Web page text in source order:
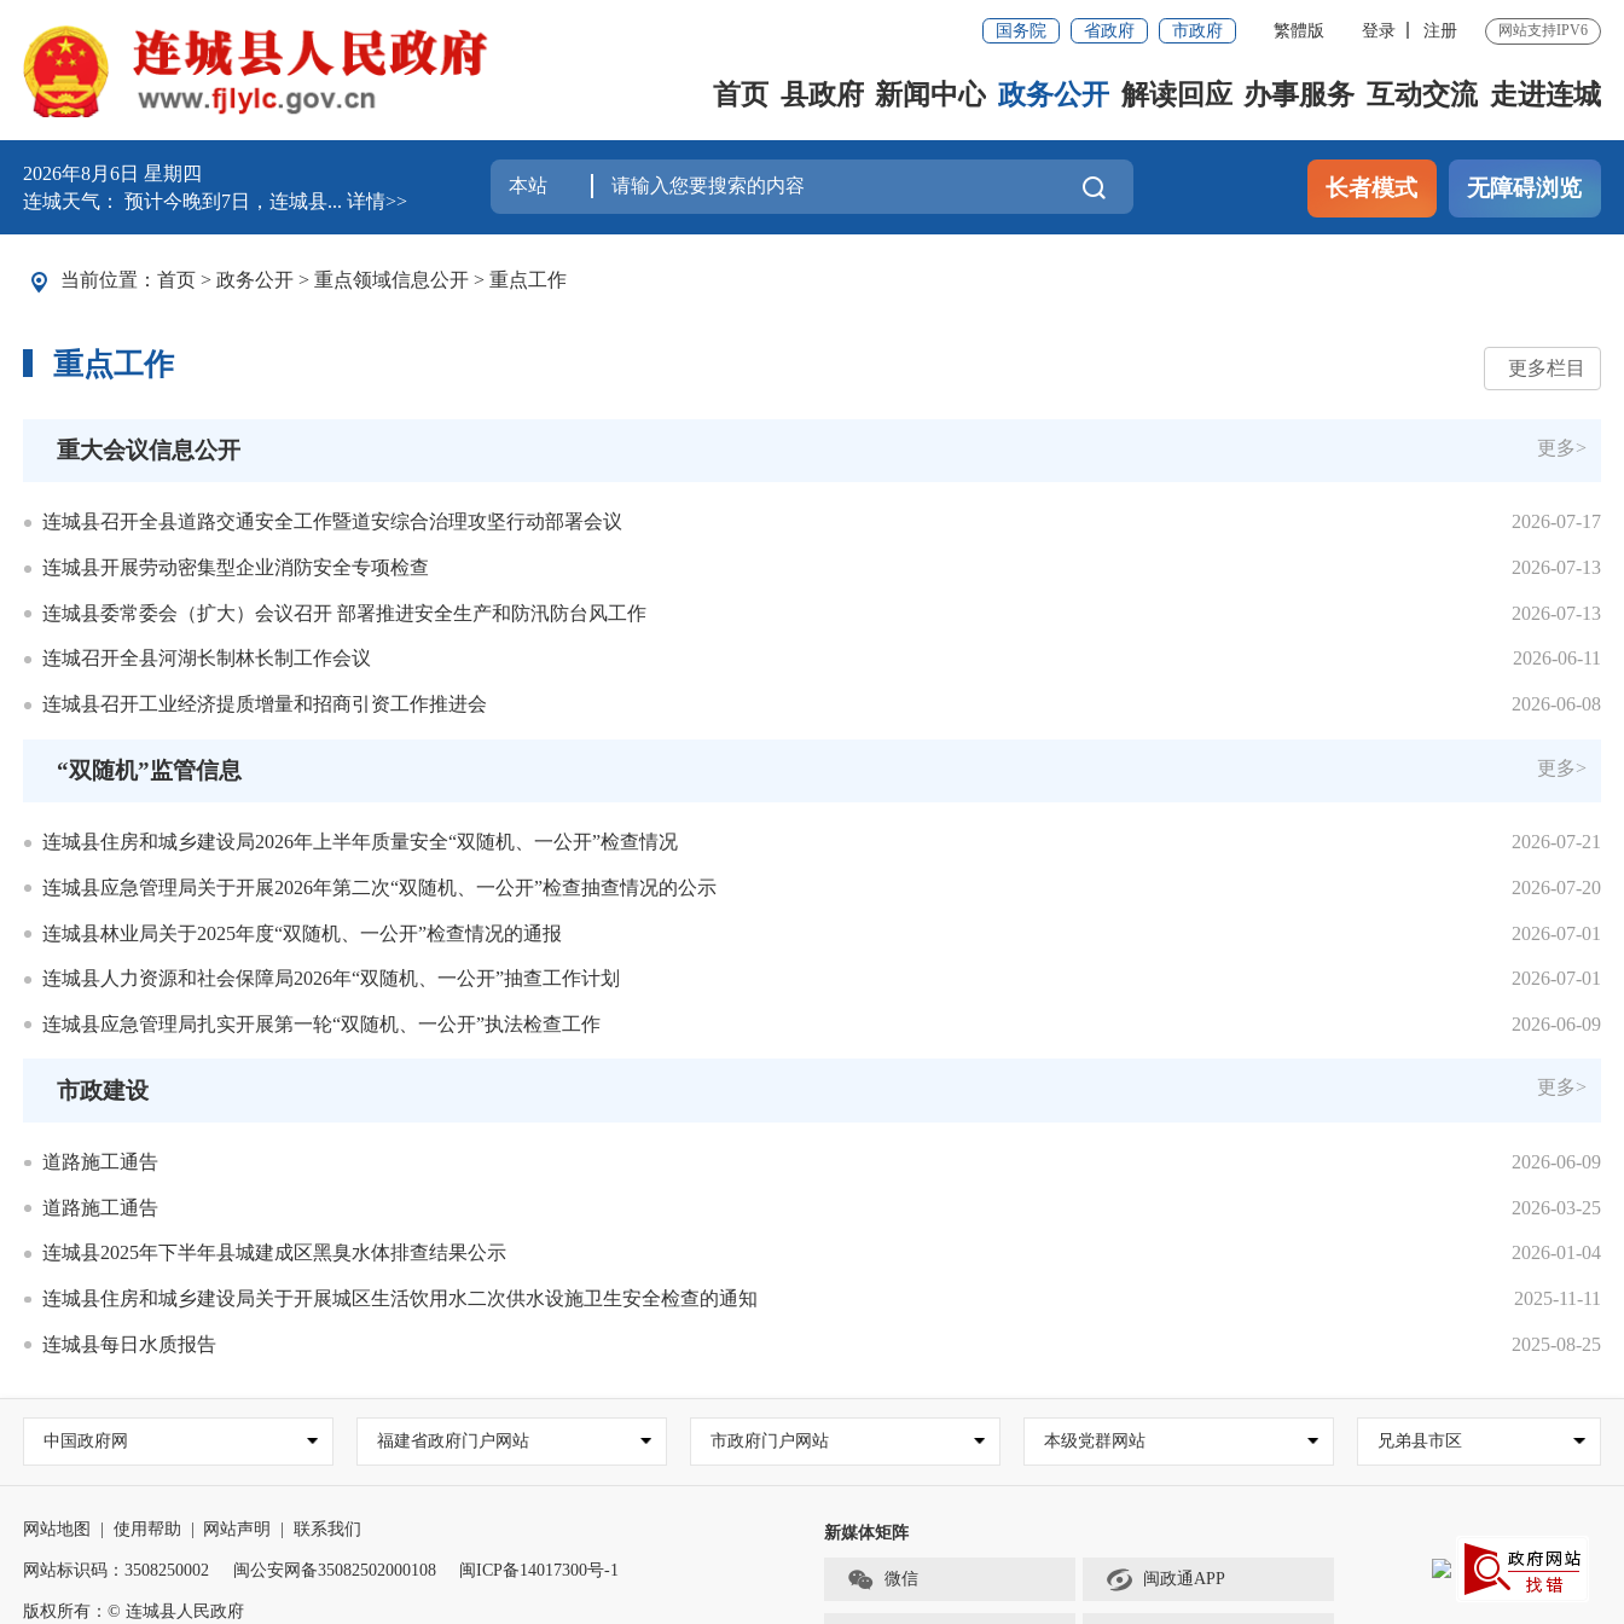
国务院 省政府 市政府 繁體版 登录 注册 网站支持IPV6
首页 县政府 新闻中心 政务公开 解读回应 办事服务 互动交流 走进连城
2026年8月6日 星期四
连城天气： 预计今晚到7日，连城县...详情>>
长者模式 无障碍浏览
当前位置： 首页 > 政务公开 > 重点领域信息公开 > 重点工作
重点工作 更多栏目
重大会议信息公开 更多>
连城县召开全县道路交通安全工作暨道安综合治理攻坚行动部署会议 2026-07-17
连城县开展劳动密集型企业消防安全专项检查 2026-07-13
连城县委常委会（扩大）会议召开 部署推进安全生产和防汛防台风工作 2026-07-13
连城召开全县河湖长制林长制工作会议 2026-06-11
连城县召开工业经济提质增量和招商引资工作推进会 2026-06-08
“双随机”监管信息 更多>
连城县住房和城乡建设局2026年上半年质量安全“双随机、一公开”检查情况 2026-07-21
连城县应急管理局关于开展2026年第二次“双随机、一公开”检查抽查情况的公示 2026-07-20
连城县林业局关于2025年度“双随机、一公开”检查情况的通报 2026-07-01
连城县人力资源和社会保障局2026年“双随机、一公开”抽查工作计划 2026-07-01
连城县应急管理局扎实开展第一轮“双随机、一公开”执法检查工作 2026-06-09
市政建设 更多>
道路施工通告 2026-06-09
道路施工通告 2026-03-25
连城县2025年下半年县城建成区黑臭水体排查结果公示 2026-01-04
连城县住房和城乡建设局关于开展城区生活饮用水二次供水设施卫生安全检查的通知 2025-11-11
连城县每日水质报告 2025-08-25
中国政府网 福建省政府门户网站 市政府门户网站 本级党群网站 兄弟县市区
网站地图 使用帮助 网站声明 联系我们
网站标识码：3508250002 闽公安网备35082502000108 闽ICP备14017300号-1
版权所有：© 连城县人民政府
新媒体矩阵
微信 闽政通APP